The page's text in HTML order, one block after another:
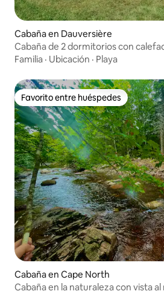
Cabaña en Dauversière
Cabaña de 2 dormitorios con
acondicionado en el norte de NB
Familia · Ubicación · Playa
Favorito entre huéspedes
Favorito entre huéspedes
Cabaña en Cape North
Cabaña en la naturaleza con vista al